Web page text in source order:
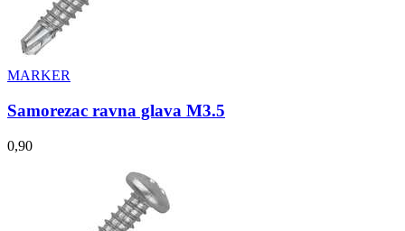
MARKER
Samorezac ravna glava M3.5
0,90